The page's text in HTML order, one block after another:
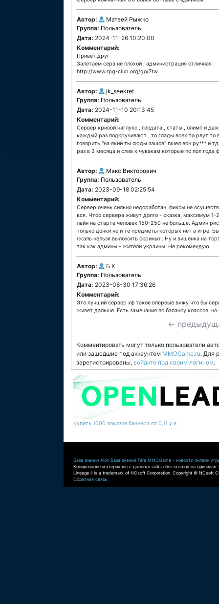
Автор:
Матвей Рыжко
Группа: Пользователь
Дата: 2024-11-26 10:20:00
Комментарий:
Привет друг
Залетаем серв не плохой , администрация отличная .
http://www.rpg-club.org/go/7tw
Автор:
jk_seekret
Группа: Пользователь
Дата: 2024-11-10 20:13:45
Комментарий:
Сервер кривой наглухо , геодата , статы , олимп и
каждый раз подкручивают , то глады всех то рвут
говорить "на який ты сюды зашов" пшел вон ру*** и
раз в 2 месяца и слив к чувакам которые по пол года
Автор:
Макс Викторович
Группа: Пользователь
Дата: 2023-09-18 02:25:54
Комментарий:
Сервер очень сильно недоработан, фиксы не
вся. Чтоо сервера живут долго - сказка, максимум
лайн на старте человек 150-250 не больше. Админ
только донки но и те предметы которых нет в игре.
(жаль нельзя выложить скрины) . Ну и вишенка на
так как админы - жители украины. Не рекомендую
Автор:
Б К
Группа: Пользователь
Дата: 2023-08-30 17:36:26
Комментарий:
Это лучший сервер хф такое впервые вижу что бы
живет дальше. Есть замечания по балансу классов,
←
Комментировать могут только пользователи
или зашедшие под аккаунтом MMOGame.ru. Для
зарегистрированы, войдите под своим логином.
Купить 1000 показов баннера от 0,11 у.е.
База знаний Aion База знаний Tera MMOGame - новости онлайн
Копирование материалов с данного сайта без ссылок на оригинал
Lineage II is a trademark of NCsoft Corporation. Copyright © NCsoft
Обратная связь